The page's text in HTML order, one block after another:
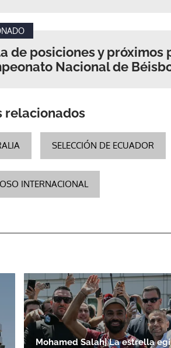
de posiciones y próximos
Nacional de
relacionados
SELECCIÓN DE ECUADOR
INTERNACIONAL
Mohamed Salah| La estrella